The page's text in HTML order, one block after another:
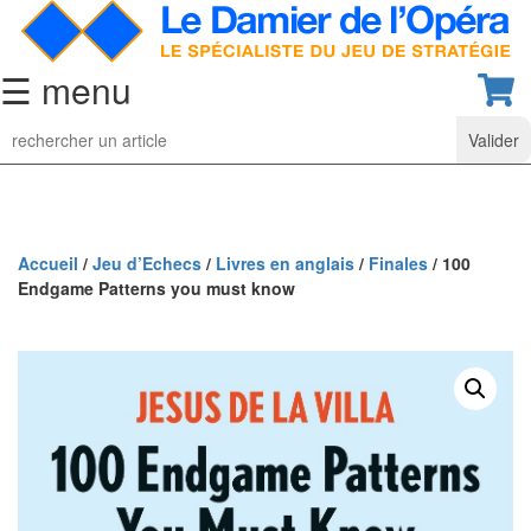
☰ menu
Jeu
d’Echecs
collection
classiques
classiques
Accueil / Jeu d’Echecs / Livres en anglais / Finales / 100
Endgame Patterns you must know